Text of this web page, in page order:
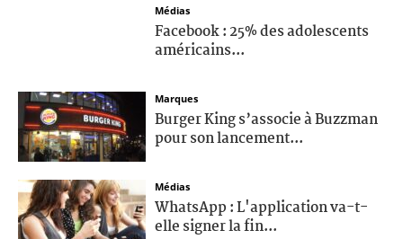
Médias
Facebook : 25% des adolescents
américains...
Marques
Burger King s’associe à Buzzman
pour son lancement...
Médias
WhatsApp : L'application va-t-
elle signer la fin...